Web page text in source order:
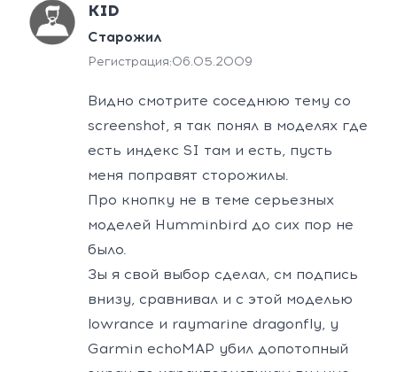
KID
Старожил
Регистрация:06.05.2009
Видно смотрите соседнюю тему со
screenshot, я так понял в моделях где
есть индекс SI там и есть, пусть
меня поправят сторожилы.
Про кнопку не в теме серьезных
моделей Humminbird до сих пор не
было.
Зы я свой выбор сделал, см подпись
внизу, сравнивал и с этой моделью
lowrance и raymarine dragonfly, у
Garmin echoMAP убил допотопный